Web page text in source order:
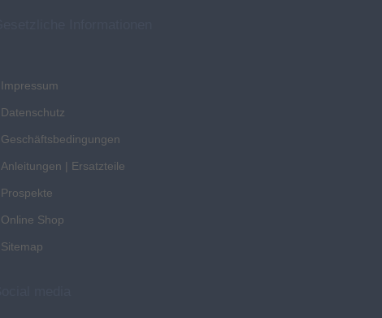
Impressum
Datenschutz
Geschäftsbedingungen
Anleitungen | Ersatzteile
Prospekte
Online Shop
Sitemap